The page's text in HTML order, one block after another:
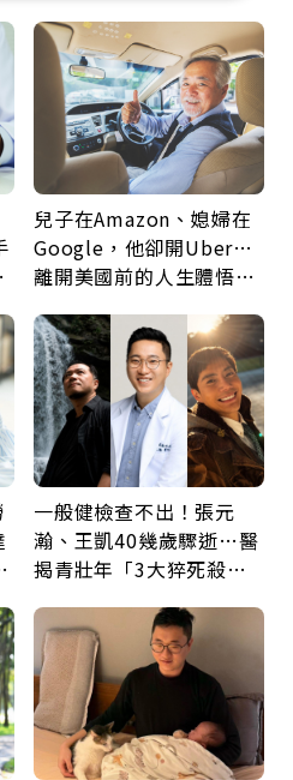
兒子在Amazon、媳婦在
Google，他卻開Uber…
離開美國前的人生體悟：
一般健檢查不出！張元
瀚、王凱40幾歲驟逝…醫
揭青壯年「3大猝死殺
雷